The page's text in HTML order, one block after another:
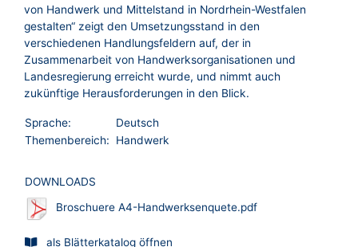
von Handwerk und Mittelstand in Nordrhein-Westfalen
gestalten“ zeigt den Umsetzungsstand in den
verschiedenen Handlungsfeldern auf, der in
Zusammenarbeit von Handwerksorganisationen und
Landesregierung erreicht wurde, und nimmt auch
zukünftige Herausforderungen in den Blick.
Sprache:
Deutsch
Themenbereich:
Handwerk
DOWNLOADS
Broschuere A4-Handwerksenquete.pdf
als Blätterkatalog öffnen